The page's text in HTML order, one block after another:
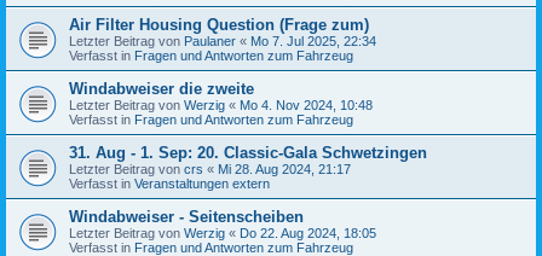
Air Filter Housing Question (Frage zum)
Letzter Beitrag von Paulaner « Mo 7. Jul 2025, 22:34
Verfasst in Fragen und Antworten zum Fahrzeug
Windabweiser die zweite
Letzter Beitrag von Werzig « Mo 4. Nov 2024, 10:48
Verfasst in Fragen und Antworten zum Fahrzeug
31. Aug - 1. Sep: 20. Classic-Gala Schwetzingen
Letzter Beitrag von crs « Mi 28. Aug 2024, 21:17
Verfasst in Veranstaltungen extern
Windabweiser - Seitenscheiben
Letzter Beitrag von Werzig « Do 22. Aug 2024, 18:05
Verfasst in Fragen und Antworten zum Fahrzeug